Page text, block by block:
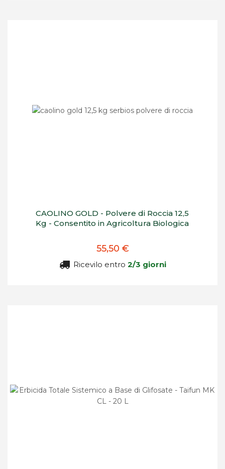
CAOLINO GOLD - Polvere di Roccia 12,5
Kg - Consentito in Agricoltura Biologica
55,50 €
Ricevilo entro 2/3 giorni